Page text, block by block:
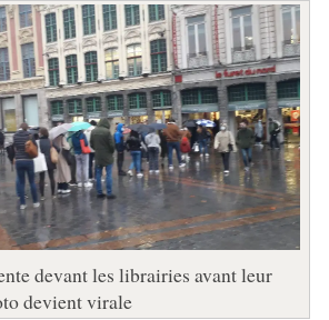
devant les librairies avant leur
devient virale